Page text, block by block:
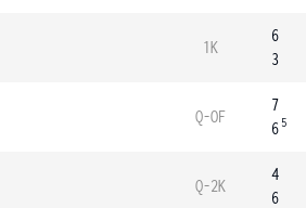
1K
6
3
Q-OF
7
6 5
Q-2K
4
6